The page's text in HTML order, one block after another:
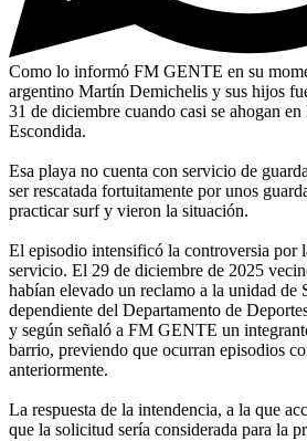
Como lo informó FM GENTE en su
argentino Martín Demichelis y sus hijos
31 de diciembre cuando casi se ahogan
Escondida.
Esa playa no cuenta con servicio de
ser rescatada fortuitamente por unos
practicar surf y vieron la situación.
El episodio intensificó la controversia por
servicio. El 29 de diciembre de 2025
habían elevado un reclamo a la unidad de
dependiente del Departamento de
y según señaló a FM GENTE un
barrio, previendo que ocurran episodios
anteriormente.
La respuesta de la intendencia, a la que
que la solicitud sería considerada para la